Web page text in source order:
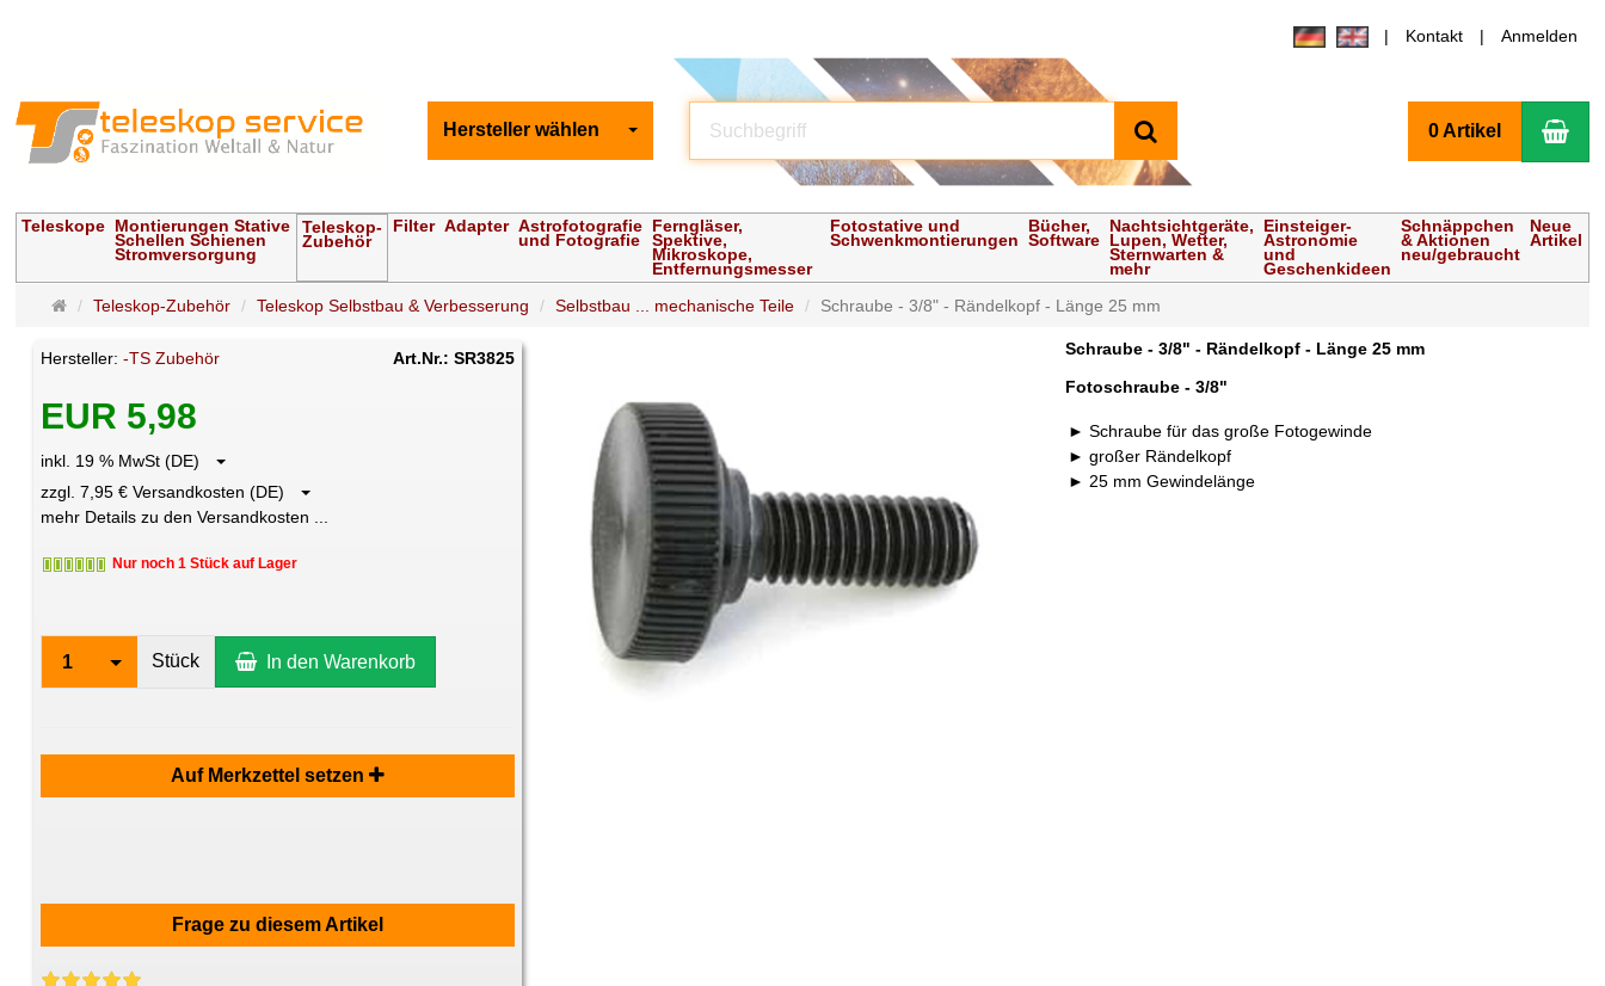
Kontakt Anmelden
Hersteller wählen 0 Artikel
Teleskope Montierungen Stative
Schellen Schienen
Stromversorgung
Teleskop-
Zubehör
Filter Adapter Astrofotografie
und Fotografie
Ferngläser,
Spektive,
Mikroskope,
Entfernungsmesser
Fotostative und
Schwenkmontierungen
Bücher,
Software
Nachtsichtgeräte,
Lupen, Wetter,
Sternwarten &
mehr
Einsteiger-
Astronomie
und
Geschenkideen
Schnäppchen
& Aktionen
neu/gebraucht
Neue
Artikel
Startseite
Teleskop-Zubehör Teleskop Selbstbau & Verbesserung Selbstbau ... mechanische Teile Schraube - 3/8" - Rändelkopf - Länge 25 mm
Hersteller:-TS Zubehör Art.Nr.: SR3825
EUR 5,98
inkl. 19 % MwSt (DE)
zzgl. 7,95 € Versandkosten (DE)
mehr Details zu den Versandkosten ...
Nur noch 1 Stück auf Lager
1 Stück In den Warenkorb
Auf Merkzettel setzen
Frage zu diesem Artikel
Schraube - 3/8" - Rändelkopf - Länge 25 mm
Fotoschraube - 3/8"
Schraube für das große Fotogewinde
großer Rändelkopf
25 mm Gewindelänge